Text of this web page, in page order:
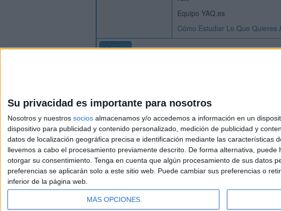
Su privacidad es importante para nosotros
Nosotros y nuestros socios almacenamos y/o accedemos a información en un
dispositivo para publicidad y contenido personalizado, medición de publicidad y
datos de localización geográfica precisa e identificación mediante las
llevemos a cabo el procesamiento previamente descrito. De forma alternativa,
otorgar su consentimiento. Tenga en cuenta que algún procesamiento de sus datos
preferencias se aplicarán solo a este sitio web. Puede cambiar sus preferencias o
inferior de la página web.
MÁS OPCIONES
Equipo YAQ.es
Cómo Estudiar Lo Que Quieres
Inicio
Aviso legal|Politica
© 2003-2026Compás Mediterráneo